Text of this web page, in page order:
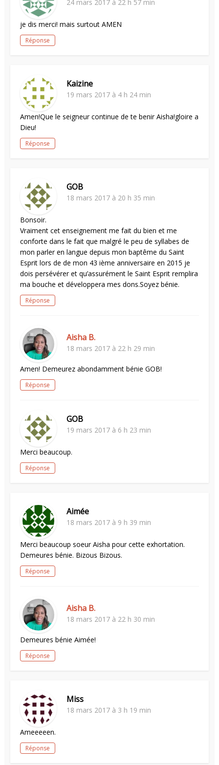
24 mars 2017 à 22 h 57 min
je dis merci! mais surtout AMEN
Réponse
Kaizine
19 mars 2017 à 4 h 24 min
Amen!Que le seigneur continue de te benir Aisha!gloire a
Dieu!
Réponse
GOB
18 mars 2017 à 20 h 35 min
Bonsoir.
Vraiment cet enseignement me fait du bien et me
conforte dans le fait que malgré le peu de syllabes de
mon parler en langue depuis mon baptême du Saint
Esprit lors de de mon 43 ième anniversaire en 2015 je
dois persévérer et qu’assurément le Saint Esprit remplira
ma bouche et développera mes dons.Soyez bénie.
Réponse
Aisha B.
18 mars 2017 à 22 h 29 min
Amen! Demeurez abondamment bénie GOB!
Réponse
GOB
19 mars 2017 à 6 h 23 min
Merci beaucoup.
Réponse
Aimée
18 mars 2017 à 9 h 39 min
Merci beaucoup soeur Aisha pour cette exhortation.
Demeures bénie. Bizous Bizous.
Réponse
Aisha B.
18 mars 2017 à 22 h 30 min
Demeures bénie Aimée!
Réponse
Miss
18 mars 2017 à 3 h 19 min
Ameeeeen.
Réponse